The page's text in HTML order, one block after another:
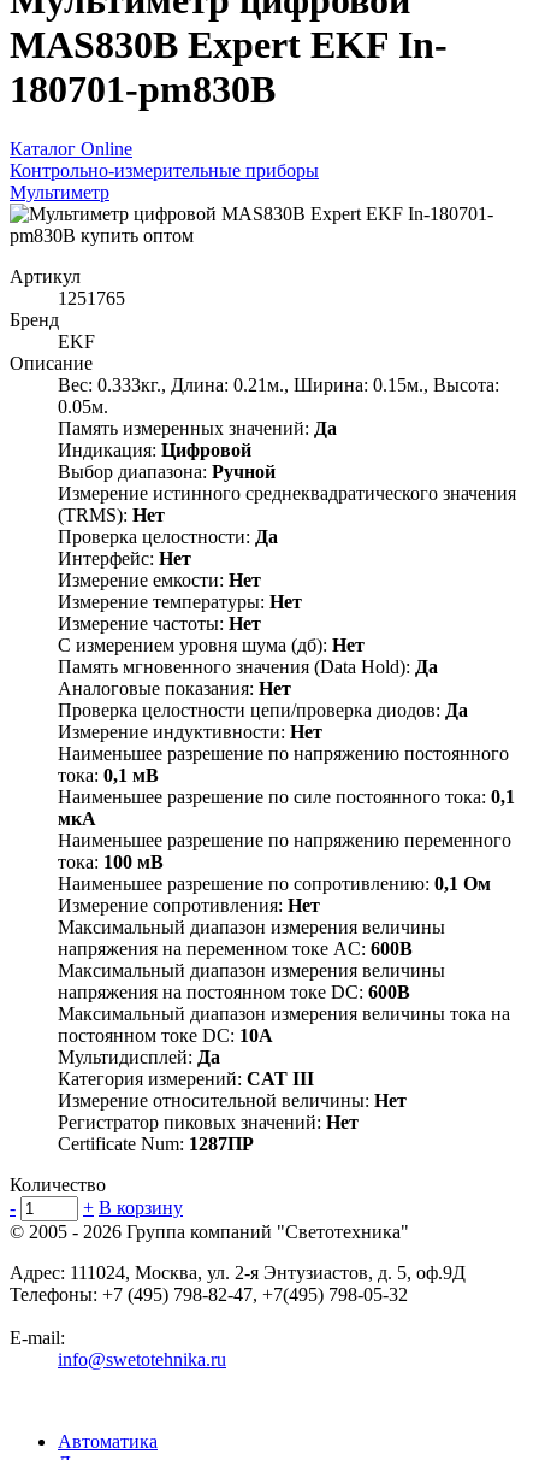
MAS830B Expert EKF In-
180701-pm830B
Каталог Online
Контрольно-измерительные приборы
Мультиметр
Артикул
1251765
Бренд
EKF
Описание
Вес: 0.333кг., Длина: 0.21м., Ширина: 0.15м., Высота:
0.05м.
Память измеренных значений: Да
Индикация: Цифровой
Выбор диапазона: Ручной
Измерение истинного среднеквадратического значения
(ТRMS): Нет
Проверка целостности: Да
Интерфейс: Нет
Измерение емкости: Нет
Измерение температуры: Нет
Измерение частоты: Нет
С измерением уровня шума (дб): Нет
Память мгновенного значения (Data Hold): Да
Аналоговые показания: Нет
Проверка целостности цепи/проверка диодов: Да
Измерение индуктивности: Нет
Наименьшее разрешение по напряжению постоянного
тока: 0,1 мВ
Наименьшее разрешение по силе постоянного тока: 0,1
мкА
Наименьшее разрешение по напряжению переменного
тока: 100 мВ
Наименьшее разрешение по сопротивлению: 0,1 Ом
Измерение сопротивления: Нет
Максимальный диапазон измерения величины
напряжения на переменном токе АC: 600В
Максимальный диапазон измерения величины
напряжения на постоянном токе DC: 600В
Максимальный диапазон измерения величины тока на
постоянном токе DC: 10А
Мультидисплей: Да
Категория измерений: CAT III
Измерение относительной величины: Нет
Регистратор пиковых значений: Нет
Certificate Num: 1287ПР
Количество
-
+ В корзину
© 2005 - 2026 Группа компаний "Светотехника"
Адрес: 111024, Москва, ул. 2-я Энтузиастов, д. 5, оф.9Д
Телефоны: +7 (495) 798-82-47, +7(495) 798-05-32
E-mail:
info@swetotehnika.ru
Автоматика